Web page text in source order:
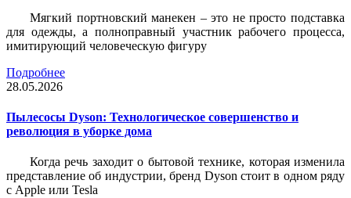
Мягкий портновский манекен – это не просто подставка
для одежды, а полноправный участник рабочего процесса,
имитирующий человеческую фигуру
Подробнее
28.05.2026
Пылесосы Dyson: Технологическое совершенство и
революция в уборке дома
Когда речь заходит о бытовой технике, которая изменила
представление об индустрии, бренд Dyson стоит в одном ряду
с Apple или Tesla